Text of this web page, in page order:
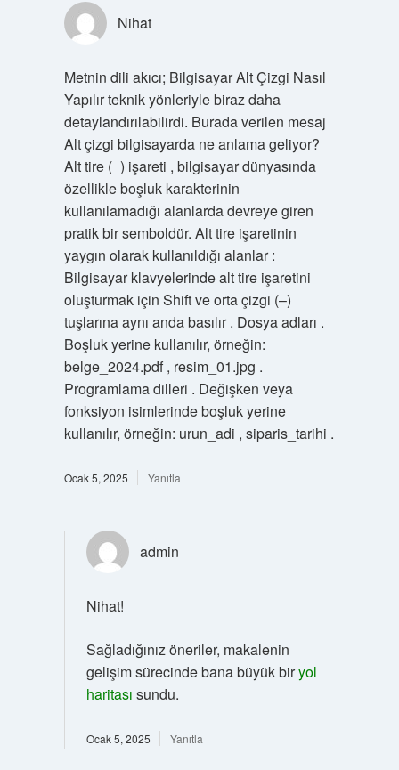
Nihat
Metnin dili akıcı; Bilgisayar Alt Çizgi Nasıl
Yapılır teknik yönleriyle biraz daha
detaylandırılabilirdi. Burada verilen mesaj
Alt çizgi bilgisayarda ne anlama geliyor?
Alt tire (_) işareti , bilgisayar dünyasında
özellikle boşluk karakterinin
kullanılamadığı alanlarda devreye giren
pratik bir semboldür. Alt tire işaretinin
yaygın olarak kullanıldığı alanlar :
Bilgisayar klavyelerinde alt tire işaretini
oluşturmak için Shift ve orta çizgi (–)
tuşlarına aynı anda basılır . Dosya adları .
Boşluk yerine kullanılır, örneğin:
belge_2024.pdf , resim_01.jpg .
Programlama dilleri . Değişken veya
fonksiyon isimlerinde boşluk yerine
kullanılır, örneğin: urun_adi , siparis_tarihi .
Ocak 5, 2025 Yanıtla
admin
Nihat!
Sağladığınız öneriler, makalenin
gelişim sürecinde bana büyük biryol
haritası sundu.
Ocak 5, 2025 Yanıtla